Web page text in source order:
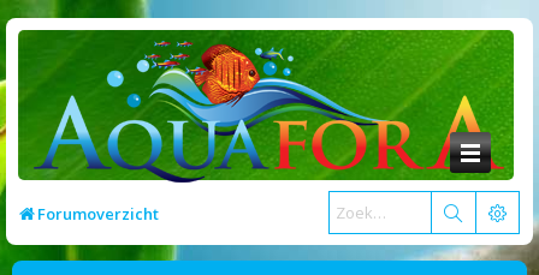
Forumoverzicht